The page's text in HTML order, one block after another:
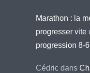
Marathon : la
progresser vite
progression 8-
Cédric dans